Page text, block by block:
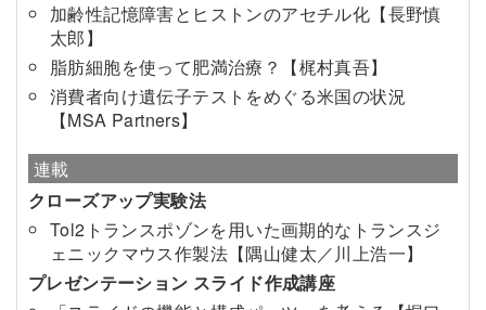
加齢性記憶障害とヒストンのアセチル化【長野慎
太郎】
脂肪細胞を使って肥満治療？【梶村真吾】
消費者向け遺伝子テストをめぐる米国の状況
【MSA Partners】
連載
クローズアップ実験法
Tol2トランスポゾンを用いた画期的なトランスジ
ェニックマウス作製法【隅山健太／川上浩一】
プレゼンテーション スライド作成講座